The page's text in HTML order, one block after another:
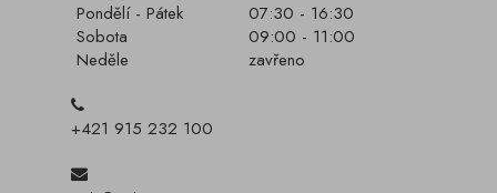
Pondělí - Pátek
07:30 - 16:30
Sobota
09:00 - 11:00
Neděle
zavřeno
+421 915 232 100